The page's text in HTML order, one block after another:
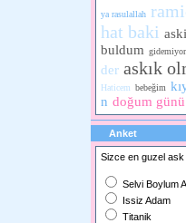
ya rasulallah
hat baki
buldum
der askık
Haticem bebeğim
n doğum günü
Anket
Sizce en guzel ask
Selvi Boylum
Issiz Adam
Titanik